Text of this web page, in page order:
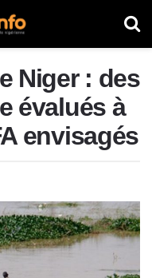
Niger : des
évalués à
envisagés